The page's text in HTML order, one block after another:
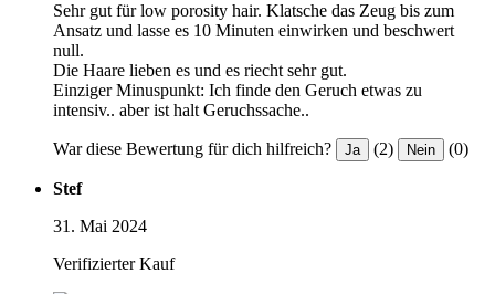
Sehr gut für low porosity hair. Klatsche das Zeug bis zum
Ansatz und lasse es 10 Minuten einwirken und beschwert
null.
Die Haare lieben es und es riecht sehr gut.
Einziger Minuspunkt: Ich finde den Geruch etwas zu
intensiv.. aber ist halt Geruchssache..
War diese Bewertung für dich hilfreich? Ja (2) Nein (0)
Stef
31. Mai 2024
Verifizierter Kauf